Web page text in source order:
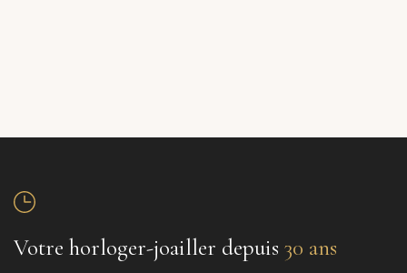
Votre horloger-joailler depuis 30 ans